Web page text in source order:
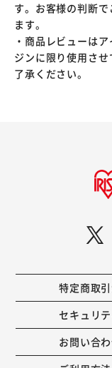
す。お客様の判断
ます。
・商品レビューは
ジンに限り使用さ
了承ください。
特定商取
セキュリ
お問い合